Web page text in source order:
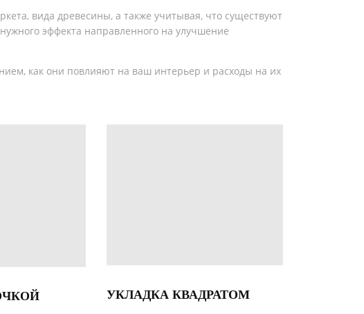
вида древесины, а также учитывая, что существуют
эффекта направленного на улучшение
как они повлияют на ваш интерьер и расходы на их
УКЛАДКА КВАДРАТОМ